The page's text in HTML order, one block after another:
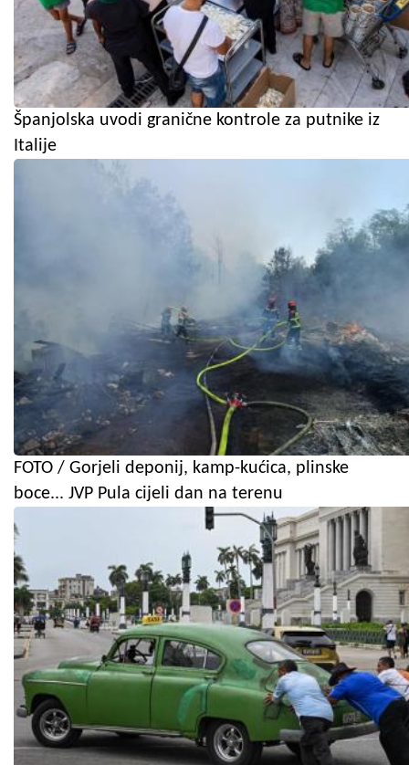
Španjolska uvodi granične kontrole za putnike iz
Italije
FOTO / Gorjeli deponij, kamp-kućica, plinske
boce... JVP Pula cijeli dan na terenu